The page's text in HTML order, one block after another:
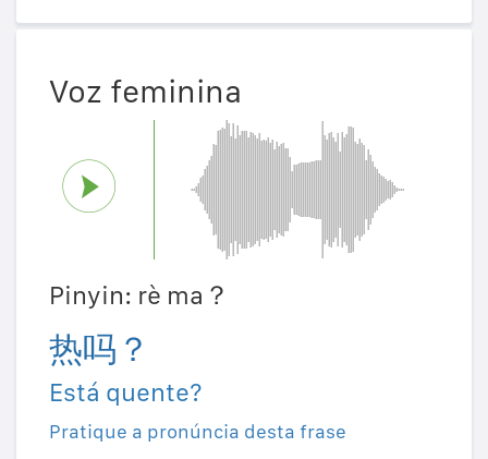
Voz feminina
Pinyin: rè ma？
热吗？
Está quente?
Pratique a pronúncia desta frase